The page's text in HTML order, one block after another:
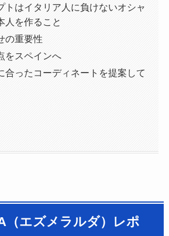
トはイタリア人に負けないオシャ
人を作ること
の重要性
をスペインへ
合ったコーディネートを提案して
（エズメラルダ）レポ